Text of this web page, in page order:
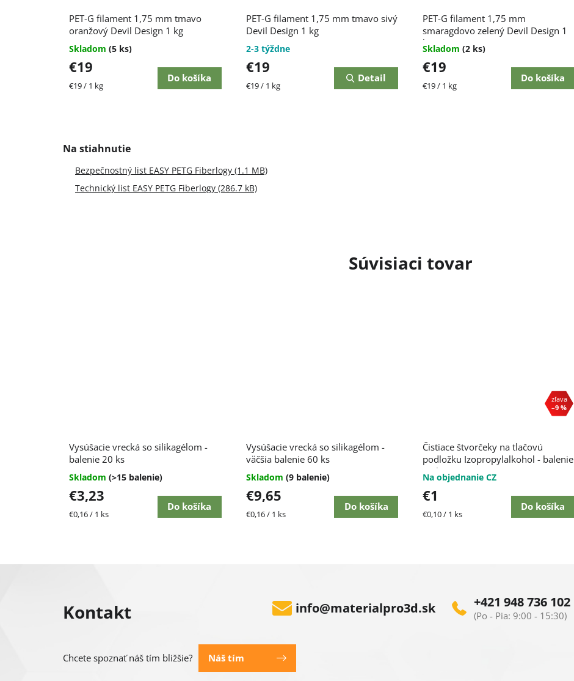
Súvisiaci tovar
Vysúšacie vrecká so silikagélom -
balenie 20 ks
Skladom (>15 balenie)
€3,23
Jednotková
€0,16 / 1 ks
Do košíka
Vysúšacie vrecká so silikagélom -
väčšia balenie 60 ks
Skladom (9 balenie)
€9,65
Jednotková
€0,16 / 1 ks
Do košíka
–9 %
Čistiace štvorčeky na tlačovú
podložku Izopropylalkohol - balenie
10 ks
Na objednanie CZ
€1
Jednotková
€0,10 / 1 ks
Do košíka
PET-G filament 1,75 mm tmavo
oranžový Devil Design 1 kg
Skladom (5 ks)
€19
Jednotková
€19 / 1 kg
Do košíka
PET-G filament 1,75 mm tmavo sivý
Devil Design 1 kg
2-3 týždne
€19
Jednotková
€19 / 1 kg
Detail
PET-G filament 1,75 mm
smaragdovo zelený Devil Design 1
kg
Skladom (2 ks)
€19
Jednotková
€19 / 1 kg
Do košíka
Bezpečnostný list EASY PETG Fiberlogy (1.1 MB)
Technický list EASY PETG Fiberlogy (286.7 kB)
Kontakt info@materialpro3d.sk +421 948 736 102
Chcete spoznať náš tím bližšie? Náš tím